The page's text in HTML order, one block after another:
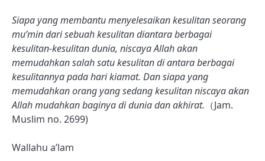
Siapa yang membantu menyelesaikan kesulitan seorang
mu’min dari sebuah kesulitan diantara berbagai
kesulitan-kesulitan dunia, niscaya Allah akan
memudahkan salah satu kesulitan di antara berbagai
kesulitannya pada hari kiamat. Dan siapa yang
memudahkan orang yang sedang kesulitan niscaya akan
Allah mudahkan baginya di dunia dan akhirat. （Jam.
Muslim no. 2699)
Wallahu a’lam